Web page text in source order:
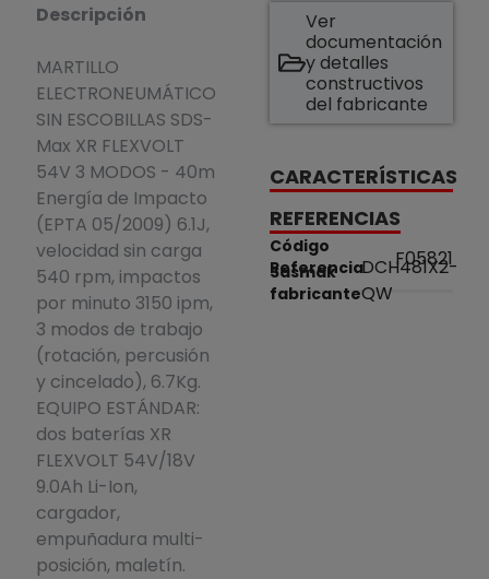
Descripción
MARTILLO
ELECTRONEUMÁTICO
SIN ESCOBILLAS SDS-
Max XR FLEXVOLT
54V 3 MODOS - 40m
Energía de Impacto
(EPTA 05/2009) 6.1J,
velocidad sin carga
540 rpm, impactos
por minuto 3150 ipm,
3 modos de trabajo
(rotación, percusión
y cincelado), 6.7Kg.
EQUIPO ESTÁNDAR:
dos baterías XR
FLEXVOLT 54V/18V
9.0Ah Li-Ion,
cargador,
empuñadura multi-
posición, maletín.
Ver
documentación
y detalles
constructivos
del fabricante
CARACTERÍSTICAS
REFERENCIAS
Código
Sasmak
F05821
Referencia
fabricante
DCH481X2-
QW